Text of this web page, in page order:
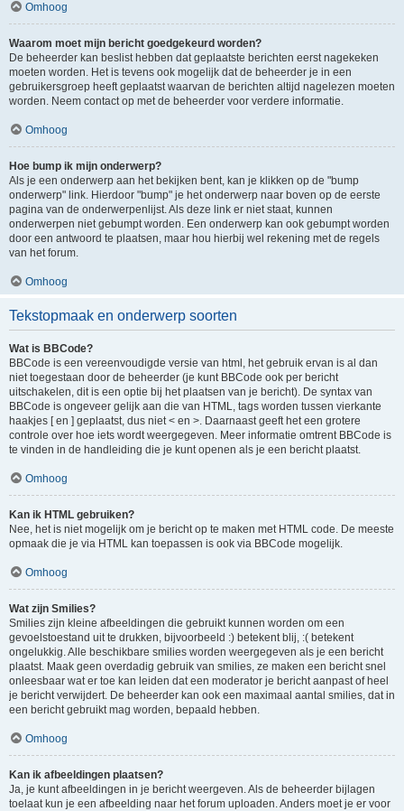
Omhoog
Waarom moet mijn bericht goedgekeurd worden?
De beheerder kan beslist hebben dat geplaatste berichten eerst nagekeken
moeten worden. Het is tevens ook mogelijk dat de beheerder je in een
gebruikersgroep heeft geplaatst waarvan de berichten altijd nagelezen moeten
worden. Neem contact op met de beheerder voor verdere informatie.
Omhoog
Hoe bump ik mijn onderwerp?
Als je een onderwerp aan het bekijken bent, kan je klikken op de "bump
onderwerp" link. Hierdoor "bump" je het onderwerp naar boven op de eerste
pagina van de onderwerpenlijst. Als deze link er niet staat, kunnen
onderwerpen niet gebumpt worden. Een onderwerp kan ook gebumpt worden
door een antwoord te plaatsen, maar hou hierbij wel rekening met de regels
van het forum.
Omhoog
Tekstopmaak en onderwerp soorten
Wat is BBCode?
BBCode is een vereenvoudigde versie van html, het gebruik ervan is al dan
niet toegestaan door de beheerder (je kunt BBCode ook per bericht
uitschakelen, dit is een optie bij het plaatsen van je bericht). De syntax van
BBCode is ongeveer gelijk aan die van HTML, tags worden tussen vierkante
haakjes [ en ] geplaatst, dus niet < en >. Daarnaast geeft het een grotere
controle over hoe iets wordt weergegeven. Meer informatie omtrent BBCode is
te vinden in de handleiding die je kunt openen als je een bericht plaatst.
Omhoog
Kan ik HTML gebruiken?
Nee, het is niet mogelijk om je bericht op te maken met HTML code. De meeste
opmaak die je via HTML kan toepassen is ook via BBCode mogelijk.
Omhoog
Wat zijn Smilies?
Smilies zijn kleine afbeeldingen die gebruikt kunnen worden om een
gevoelstoestand uit te drukken, bijvoorbeeld :) betekent blij, :( betekent
ongelukkig. Alle beschikbare smilies worden weergegeven als je een bericht
plaatst. Maak geen overdadig gebruik van smilies, ze maken een bericht snel
onleesbaar wat er toe kan leiden dat een moderator je bericht aanpast of heel
je bericht verwijdert. De beheerder kan ook een maximaal aantal smilies, dat in
een bericht gebruikt mag worden, bepaald hebben.
Omhoog
Kan ik afbeeldingen plaatsen?
Ja, je kunt afbeeldingen in je bericht weergeven. Als de beheerder bijlagen
toelaat kun je een afbeelding naar het forum uploaden. Anders moet je er voor